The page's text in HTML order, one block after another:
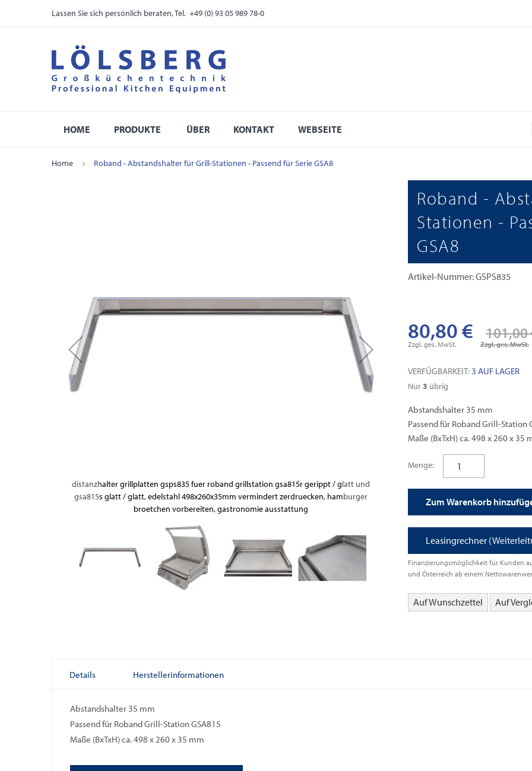
Lassen Sie sich persönlich beraten, Tel. +49 (0) 93 05 989 78-0
HOME PRODUKTE ÜBER KONTAKT WEBSEITE
Home Roband - Abstandshalter für Grill-Stationen - Passend für Serie GSA8
distanzhalter grillplatten gsps835 fuer roband grillstation gsa815r gerippt / glatt und
gsa815s glatt / glatt, edelstahl 498x260x35mm vermindert zerdruecken, hamburger
broetchen vorbereiten, gastronomie ausstattung
und gsa8r, ebene auflage der
pflegeleichtem
gallery
Roband -
Stationen -
GSA8
Artikel-Nummer: GSPS835
80,80 €
Zzgl. ges. MwSt.
101,00
Zzgl. ges. MwSt.
VERFÜGBARKEIT: 3 AUF LAGER
Nur3 übrig
Abstandshalter 35 mm
Passend für Roband Grill-Station
Maße (BxTxH) ca. 498 x 260 x 35
Menge:
Zum Warenkorb
Leasingrechner
Finanzierungsmöglichkeit für Kunden
und Österreich ab einem
Auf Wunschzettel Auf
Details
Abstandshalter 35 mm
Passend für Roband Grill-Station GSA815
Maße (BxTxH) ca. 498 x 260 x 35 mm
Herstellerinformationen